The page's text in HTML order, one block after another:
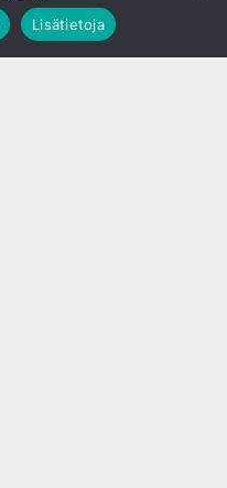
Lisätietoja